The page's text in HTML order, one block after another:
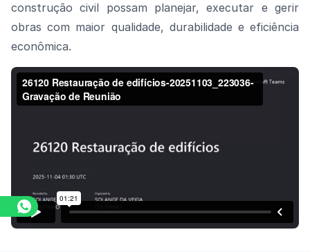
construção civil possam planejar, executar e gerir
obras com maior qualidade, durabilidade e eficiência
econômica.
Assista o vídeo